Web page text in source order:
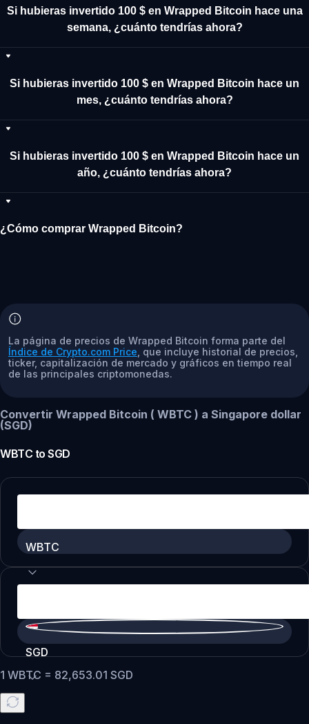
Si hubieras invertido 100 $ en Wrapped Bitcoin hace una
semana, ¿cuánto tendrías ahora?
Si hubieras invertido 100 $ en Wrapped Bitcoin hace un
mes, ¿cuánto tendrías ahora?
Si hubieras invertido 100 $ en Wrapped Bitcoin hace un
año, ¿cuánto tendrías ahora?
¿Cómo comprar Wrapped Bitcoin?
La página de precios de Wrapped Bitcoin forma parte del
Índice de Crypto.com Price , que incluye historial de precios,
ticker, capitalización de mercado y gráficos en tiempo real
de las principales criptomonedas.
Convertir Wrapped Bitcoin ( WBTC ) a Singapore dollar
(SGD)
WBTC toSGD
WBTC
SGD
1 WBTC = 82,653.01 SGD